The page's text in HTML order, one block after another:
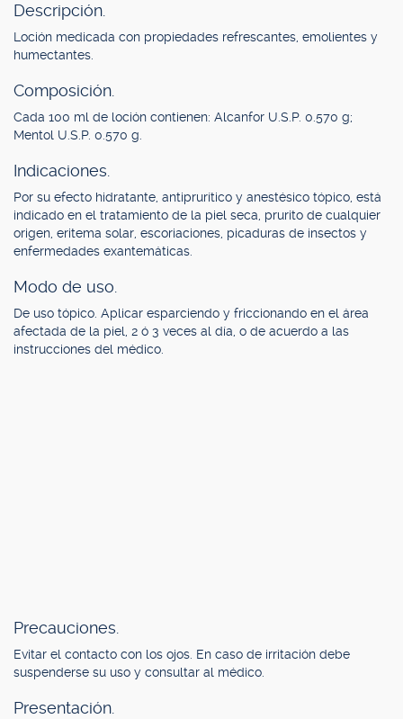
Descripción.
Loción medicada con propiedades refrescantes, emolientes y
humectantes.
Composición.
Cada 100 ml de loción contienen: Alcanfor U.S.P. 0.570 g;
Mentol U.S.P. 0.570 g.
Indicaciones.
Por su efecto hidratante, antiprurítico y anestésico tópico, está
indicado en el tratamiento de la piel seca, prurito de cualquier
origen, eritema solar, escoriaciones, picaduras de insectos y
enfermedades exantemáticas.
Modo de uso.
De uso tópico. Aplicar esparciendo y friccionando en el área
afectada de la piel, 2 ó 3 veces al día, o de acuerdo a las
instrucciones del médico.
Precauciones.
Evitar el contacto con los ojos. En caso de irritación debe
suspenderse su uso y consultar al médico.
Presentación.